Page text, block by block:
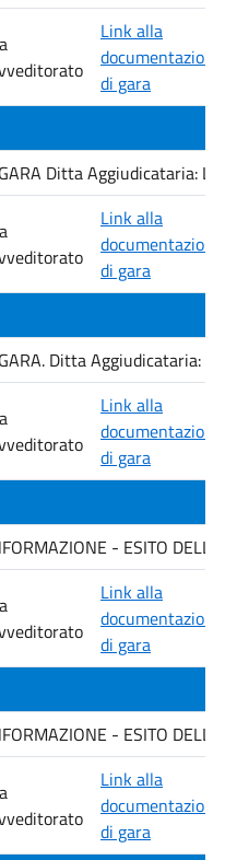
Link alla
documentazione
di gara
Ditta Aggiudicataria:
Link alla
documentazione
di gara
Ditta Aggiudicataria:
Link alla
documentazione
di gara
- ESITO DELLA
Link alla
documentazione
di gara
- ESITO DELLA
Link alla
documentazione
di gara